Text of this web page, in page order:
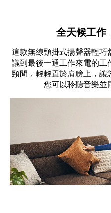
全天候工作
這款無線頸掛式揚聲器輕巧
議到最後一通工作來電的工
頸間，輕輕置於肩膀上，讓
您可以聆聽音樂並